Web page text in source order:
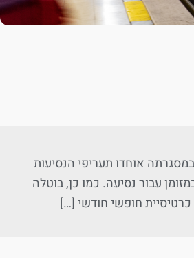
רפורמת "דרך שווה" במסגרתה אוחדו תעריפי הנסיעות
עבור נסיעה. כמו כן, בוטלה